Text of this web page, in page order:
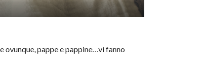
pappe e pappine…vi fanno